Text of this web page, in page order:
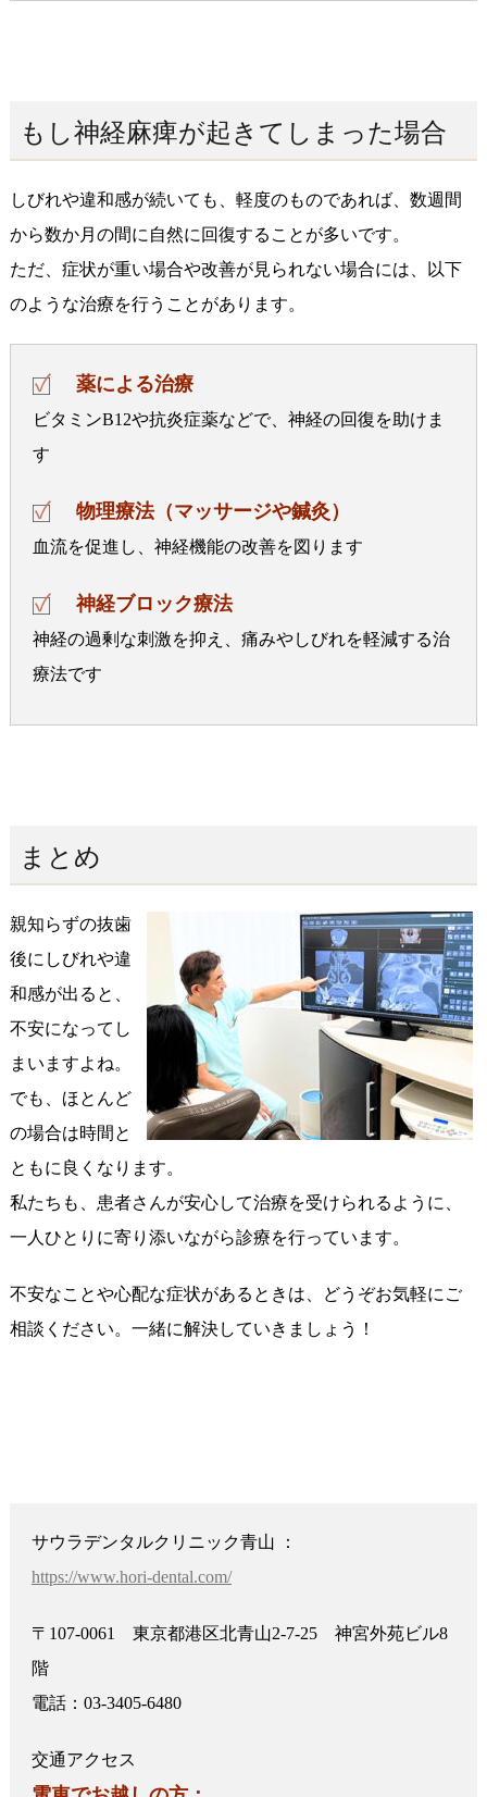
もし神経麻痺が起きてしまった場合
しびれや違和感が続いても、軽度のものであれば、数週間
から数か月の間に自然に回復することが多いです。
ただ、症状が重い場合や改善が見られない場合には、以下
のような治療を行うことがあります。
薬による治療
ビタミンB12や抗炎症薬などで、神経の回復を助けま
す
物理療法（マッサージや鍼灸）
血流を促進し、神経機能の改善を図ります
神経ブロック療法
神経の過剰な刺激を抑え、痛みやしびれを軽減する治
療法です
まとめ
親知らずの抜歯
後にしびれや違
和感が出ると、
不安になってし
まいますよね。
でも、ほとんど
の場合は時間と
ともに良くなります。
私たちも、患者さんが安心して治療を受けられるように、
一人ひとりに寄り添いながら診療を行っています。
不安なことや心配な症状があるときは、どうぞお気軽にご
相談ください。一緒に解決していきましょう！
サウラデンタルクリニック青山 ：
https://www.hori-dental.com/
〒107-0061 東京都港区北青山2-7-25 神宮外苑ビル8
階
電話：03-3405-6480
交通アクセス